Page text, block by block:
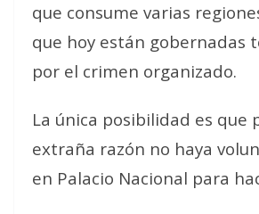
que consume varias
que hoy están gobernadas
por el crimen organizado.
La única posibilidad es que
extraña razón no haya
en Palacio Nacional para